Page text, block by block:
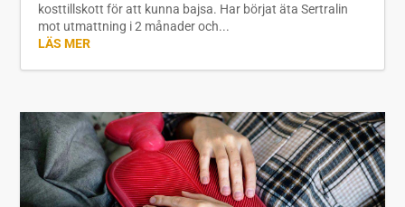
kosttillskott för att kunna bajsa. Har börjat äta Sertralin
mot utmattning i 2 månader och...
LÄS MER